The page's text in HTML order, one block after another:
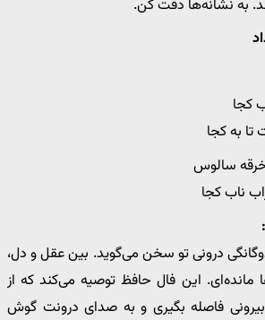
به نشانه‌ها دقت کن.
کجا
تا به کجا
سالوس
ناب کجا
درونی تو سخن می‌گوید. بین عقل و دل،
مانده‌ای. این فال حافظ توصیه می‌کند که از
فاصله بگیری و به صدای درونت گوش